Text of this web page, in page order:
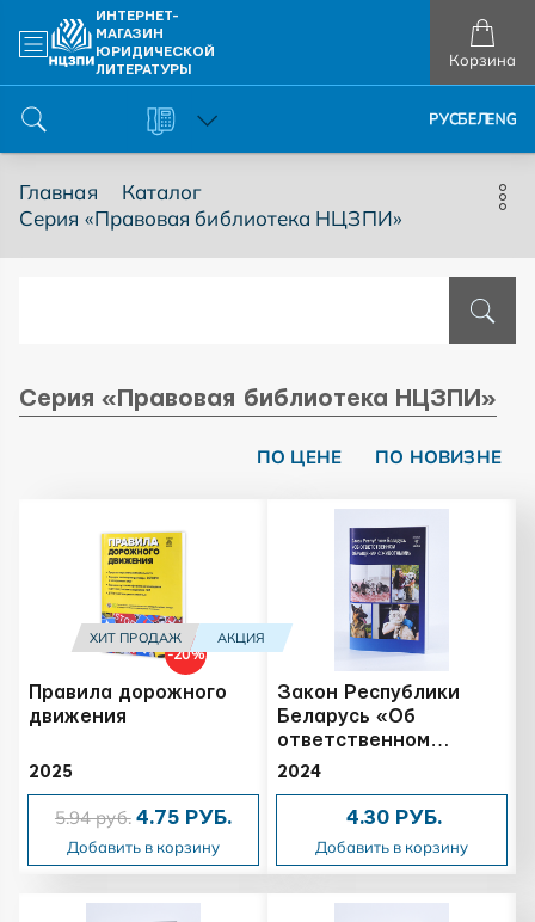
ИНТЕРНЕТ-
МАГАЗИН
ЮРИДИЧЕСКОЙ
ЛИТЕРАТУРЫ
+375 (17) 516-80-33
Корзина
Главная
Каталог
Серия «Правовая библиотека НЦЗПИ»
Серия «Правовая библиотека НЦЗПИ»
ПО ЦЕНЕ ПО НОВИЗНЕ
-20%
ХИТ ПРОДАЖ АКЦИЯ
Правила дорожного
движения
2025
5.94 руб. 4.75 РУБ.
Добавить в корзину
Закон Республики
Беларусь «Об
ответственном
обращении с
2024
4.30 РУБ.
Добавить в корзину